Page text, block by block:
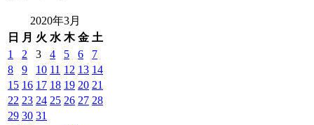
2020年3月
日 月 火 水 木 金 土
1 2 3 4 5 6
7
8
9 10 11 12 13 14
15 16 17 18 19 20 21
22 23 24 25 26 27 28
29 30 31